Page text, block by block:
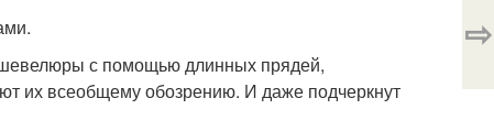
шевелюры с помощью длинных прядей,
их всеобщему обозрению. И даже подчеркнут
⇨